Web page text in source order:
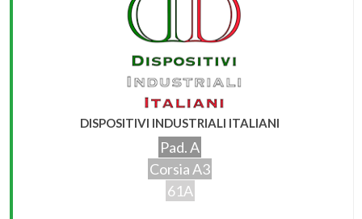
DISPOSITIVI INDUSTRIALI ITALIANI
Pad. A
Corsia A3
61A